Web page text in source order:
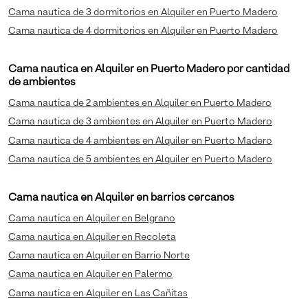
Cama nautica de 3 dormitorios en Alquiler en Puerto Madero
Cama nautica de 4 dormitorios en Alquiler en Puerto Madero
Cama nautica en Alquiler en Puerto Madero por cantidad
de ambientes
Cama nautica de 2 ambientes en Alquiler en Puerto Madero
Cama nautica de 3 ambientes en Alquiler en Puerto Madero
Cama nautica de 4 ambientes en Alquiler en Puerto Madero
Cama nautica de 5 ambientes en Alquiler en Puerto Madero
Cama nautica en Alquiler en barrios cercanos
Cama nautica en Alquiler en Belgrano
Cama nautica en Alquiler en Recoleta
Cama nautica en Alquiler en Barrio Norte
Cama nautica en Alquiler en Palermo
Cama nautica en Alquiler en Las Cañitas